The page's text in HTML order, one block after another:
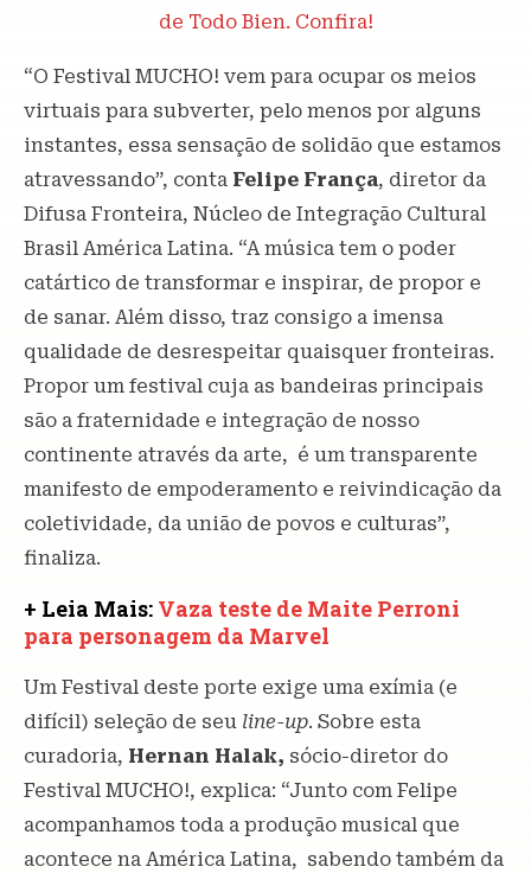
de Todo Bien. Confira!
“O Festival MUCHO! vem para ocupar os meios
virtuais para subverter, pelo menos por alguns
instantes, essa sensação de solidão que estamos
atravessando”, conta Felipe França, diretor da
Difusa Fronteira, Núcleo de Integração Cultural
Brasil América Latina. “A música tem o poder
catártico de transformar e inspirar, de propor e
de sanar. Além disso, traz consigo a imensa
qualidade de desrespeitar quaisquer fronteiras.
Propor um festival cuja as bandeiras principais
são a fraternidade e integração de nosso
continente através da arte, é um transparente
manifesto de empoderamento e reivindicação da
coletividade, da união de povos e culturas”,
finaliza.
+ Leia Mais: Vaza teste de Maite Perroni
para personagem da Marvel
Um Festival deste porte exige uma exímia (e
difícil) seleção de seu line-up. Sobre esta
curadoria, Hernan Halak, sócio-diretor do
Festival MUCHO!, explica: “Junto com Felipe
acompanhamos toda a produção musical que
acontece na América Latina, sabendo também da